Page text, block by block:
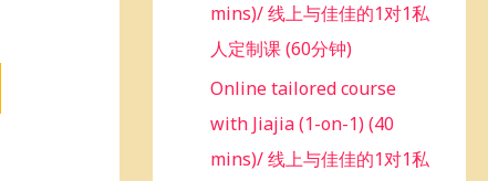
mins)/ 线上与佳佳的1对1私
人定制课 (60分钟)
Online tailored course
with Jiajia (1-on-1) (40
mins)/ 线上与佳佳的1对1私